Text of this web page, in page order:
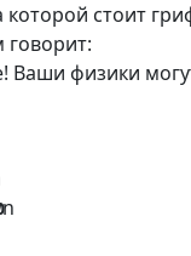
которой стоит
Ваши физики